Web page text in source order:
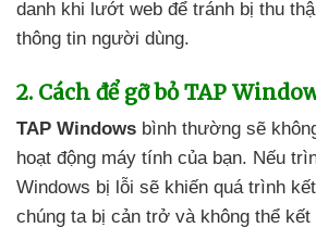
danh khi lướt web để tránh bị thu
thông tin người dùng.
2. Cách để gỡ bỏ TAP
TAP Windows bình thường sẽ
hoạt động máy tính của bạn. Nếu
Windows bị lỗi sẽ khiến quá trình
chúng ta bị cản trở và không thể